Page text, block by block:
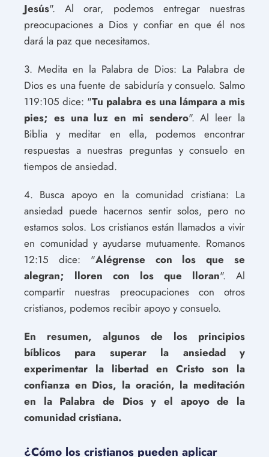
Jesús". Al orar, podemos entregar nuestras
preocupaciones a Dios y confiar en que él nos
dará la paz que necesitamos.
3. Medita en la Palabra de Dios: La Palabra de
Dios es una fuente de sabiduría y consuelo. Salmo
119:105 dice: "Tu palabra es una lámpara a mis
pies; es una luz en mi sendero". Al leer la
Biblia y meditar en ella, podemos encontrar
respuestas a nuestras preguntas y consuelo en
tiempos de ansiedad.
4. Busca apoyo en la comunidad cristiana: La
ansiedad puede hacernos sentir solos, pero no
estamos solos. Los cristianos están llamados a vivir
en comunidad y ayudarse mutuamente. Romanos
12:15 dice: "Alégrense con los que se
alegran; lloren con los que lloran". Al
compartir nuestras preocupaciones con otros
cristianos, podemos recibir apoyo y consuelo.
En resumen, algunos de los principios
bíblicos para superar la ansiedad y
experimentar la libertad en Cristo son la
confianza en Dios, la oración, la meditación
en la Palabra de Dios y el apoyo de la
comunidad cristiana.
¿Cómo los cristianos pueden aplicar